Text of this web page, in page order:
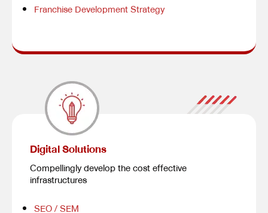
Franchise Development Strategy
Digital Solutions
Compellingly develop the cost effective
infrastructures
SEO / SEM